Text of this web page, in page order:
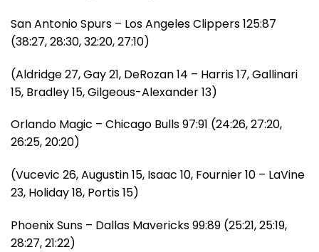
San Antonio Spurs – Los Angeles Clippers 125:87
(38:27, 28:30, 32:20, 27:10)
(Aldridge 27, Gay 21, DeRozan 14 – Harris 17, Gallinari
15, Bradley 15, Gilgeous-Alexander 13)
Orlando Magic – Chicago Bulls 97:91 (24:26, 27:20,
26:25, 20:20)
(Vucevic 26, Augustin 15, Isaac 10, Fournier 10 – LaVine
23, Holiday 18, Portis 15)
Phoenix Suns – Dallas Mavericks 99:89 (25:21, 25:19,
28:27, 21:22)